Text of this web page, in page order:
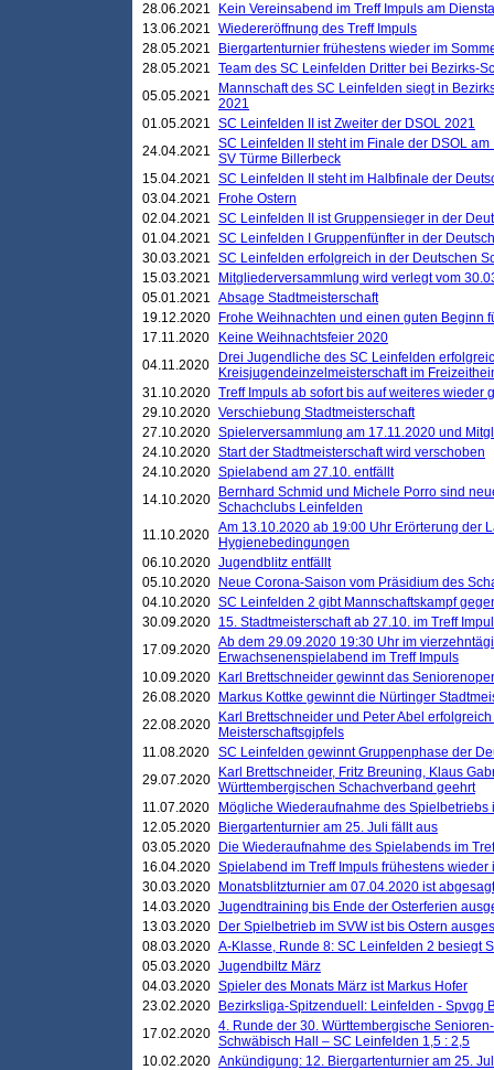
28.06.2021
Kein Vereinsabend im Treff Impuls am
13.06.2021 Wiedereröffnung des Treff Impuls
28.05.2021
Biergartenturnier frühestens wieder im
28.05.2021 Team des SC Leinfelden Dritter bei Bezirks-
05.05.2021
Mannschaft des SC Leinfelden siegt in
2021
01.05.2021 SC Leinfelden II ist Zweiter der DSOL 2021
24.04.2021 SC Leinfelden II steht im Finale der DSOL
SV Türme Billerbeck
15.04.2021 SC Leinfelden II steht im Halbfinale der
03.04.2021
Frohe Ostern
02.04.2021 SC Leinfelden II ist Gruppensieger in der
01.04.2021 SC Leinfelden I Gruppenfünfter in der
30.03.2021 SC Leinfelden erfolgreich in der Deutschen
15.03.2021
Mitgliederversammlung wird verlegt vom
05.01.2021 Absage Stadtmeisterschaft
19.12.2020
Frohe Weihnachten und einen guten Beginn
17.11.2020
Keine Weihnachtsfeier 2020
04.11.2020
Drei Jugendliche des SC Leinfelden
Kreisjugendeinzelmeisterschaft im
31.10.2020 Treff Impuls ab sofort bis auf weiteres wieder
29.10.2020 Verschiebung Stadtmeisterschaft
27.10.2020 Spielerversammlung am 17.11.2020 und
24.10.2020 Start der Stadtmeisterschaft wird verschoben
24.10.2020 Spielabend am 27.10. entfällt
14.10.2020
Bernhard Schmid und Michele Porro sind
Schachclubs Leinfelden
11.10.2020 Am 13.10.2020 ab 19:00 Uhr Erörterung der
Hygienebedingungen
06.10.2020 Jugendblitz entfällt
05.10.2020
Neue Corona-Saison vom Präsidium des
04.10.2020 SC Leinfelden 2 gibt Mannschaftskampf
30.09.2020 15. Stadtmeisterschaft ab 27.10. im Treff
17.09.2020 Ab dem 29.09.2020 19:30 Uhr im
Erwachsenenspielabend im Treff Impuls
10.09.2020
Karl Brettschneider gewinnt das
26.08.2020
Markus Kottke gewinnt die Nürtinger
22.08.2020
Karl Brettschneider und Peter Abel
Meisterschaftsgipfels
11.08.2020 SC Leinfelden gewinnt Gruppenphase der
29.07.2020
Karl Brettschneider, Fritz Breuning, Klaus
Württembergischen Schachverband geehrt
11.07.2020
Mögliche Wiederaufnahme des Spielbetriebs
12.05.2020
Biergartenturnier am 25. Juli fällt aus
03.05.2020
Die Wiederaufnahme des Spielabends im
16.04.2020 Spielabend im Treff Impuls frühestens wieder
30.03.2020
Monatsblitzturnier am 07.04.2020 ist abgesagt
14.03.2020 Jugendtraining bis Ende der Osterferien
13.03.2020
Der Spielbetrieb im SVW ist bis Ostern
08.03.2020 A-Klasse, Runde 8: SC Leinfelden 2 besiegt
05.03.2020 Jugendbiltz März
04.03.2020 Spieler des Monats März ist Markus Hofer
23.02.2020
Bezirksliga-Spitzenduell: Leinfelden - Spvgg
17.02.2020 4. Runde der 30. Württembergische
Schwäbisch Hall – SC Leinfelden 1,5 : 2,5
10.02.2020 Ankündigung: 12. Biergartenturnier am 25.